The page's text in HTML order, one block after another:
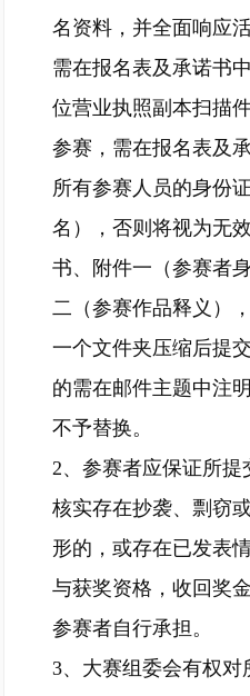
名资料，并全面响应
需在报名表及承诺书
位营业执照副本扫描
参赛，需在报名表及
所有参赛人员的身份
名），否则将视为无
书、附件一（参赛者
二（参赛作品释义）
一个文件夹压缩后提
的需在邮件主题中注
不予替换。
2、参赛者应保证所
核实存在抄袭、剽窃
形的，或存在已发表
与获奖资格，收回奖
参赛者自行承担。
3、大赛组委会有权